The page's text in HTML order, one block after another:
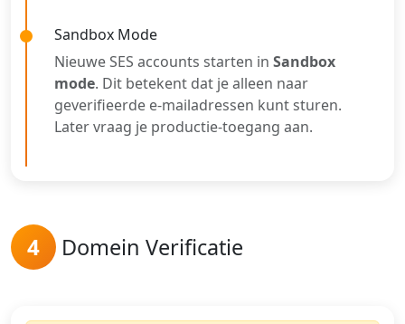
Sandbox Mode
Nieuwe SES accounts starten in Sandbox
mode. Dit betekent dat je alleen naar
geverifieerde e-mailadressen kunt sturen.
Later vraag je productie-toegang aan.
4 Domein Verificatie